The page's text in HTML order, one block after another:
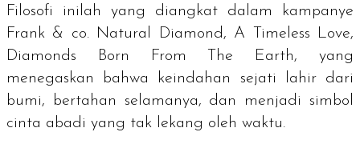
Filosofi inilah yang diangkat dalam kampanye
Frank & co. Natural Diamond, A Timeless Love,
Diamonds Born From The Earth, yang
menegaskan bahwa keindahan sejati lahir dari
bumi, bertahan selamanya, dan menjadi simbol
cinta abadi yang tak lekang oleh waktu.